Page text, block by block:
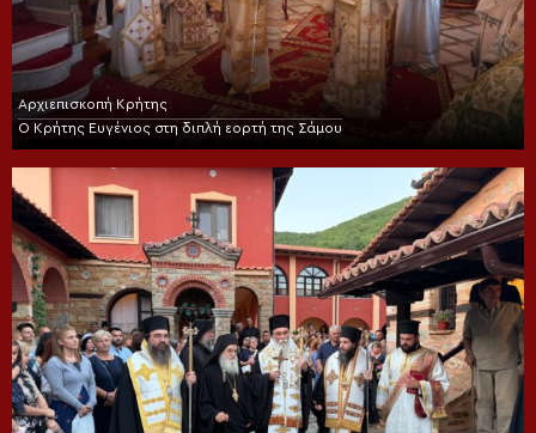
Αρχιεπισκοπή Κρήτης
Ο Κρήτης Ευγένιος στη διπλή εορτή της Σάμου